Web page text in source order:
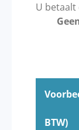
U betaalt
(
BTW)